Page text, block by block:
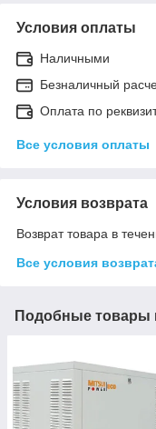
Условия оплаты
Наличными
Безналичный
Оплата по
Все условия оплаты
Условия возврата
Возврат товара в
Все условия
Подобные товары